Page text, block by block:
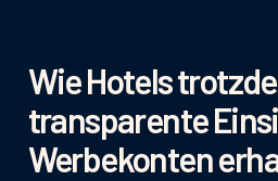
Wie Hotels
transparente
Werbekonten